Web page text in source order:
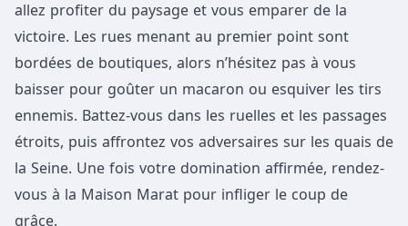
allez profiter du paysage et vous emparer de la
victoire. Les rues menant au premier point sont
bordées de boutiques, alors n’hésitez pas à vous
baisser pour goûter un macaron ou esquiver les tirs
ennemis. Battez-vous dans les ruelles et les passages
étroits, puis affrontez vos adversaires sur les quais de
la Seine. Une fois votre domination affirmée, rendez-
vous à la Maison Marat pour infliger le coup de
grâce.